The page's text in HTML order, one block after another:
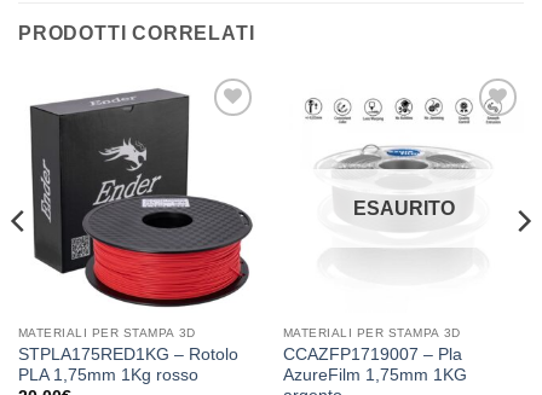
PRODOTTI CORRELATI
Aggiungi
MATERIALI PER STAMPA 3D
STPLA175RED1KG – Rotolo
PLA 1,75mm 1Kg rosso
alla lista
dei
ESAURITO
MATERIALI PER STAMPA 3D
CCAZFP1719007 – Pla
AzureFilm 1,75mm 1KG